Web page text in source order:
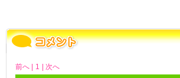
前へ | 1 | 次へ